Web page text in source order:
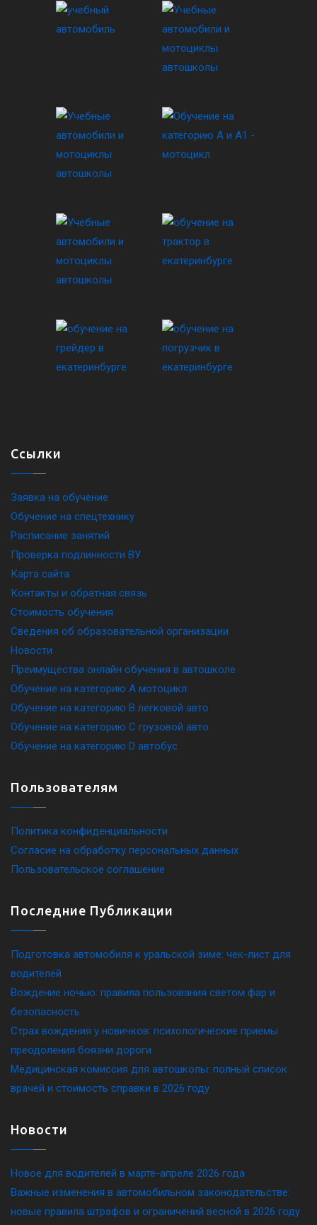
Ссылки
Заявка на обучение
Обучение на спецтехнику
Расписание занятий
Проверка подлинности ВУ
Карта сайта
Контакты и обратная связь
Стоимость обучения
Сведения об образовательной организации
Новости
Преимущества онлайн обучения в автошколе
Обучение на категорию A мотоцикл
Обучение на категорию B легковой авто
Обучение на категорию C грузовой авто
Обучение на категорию D автобус
Пользователям
Политика конфиденциальности
Согласие на обработку персональных данных
Пользовательское соглашение
Последние Публикации
Подготовка автомобиля к уральской зиме: чек-лист для
водителей
Вождение ночью: правила пользования светом фар и
безопасность
Страх вождения у новичков: психологические приемы
преодоления боязни дороги
Медицинская комиссия для автошколы: полный список
врачей и стоимость справки в 2026 году
Новости
Новое для водителей в марте-апреле 2026 года
Важные изменения в автомобильном законодательстве:
новые правила штрафов и ограничений весной в 2026 году